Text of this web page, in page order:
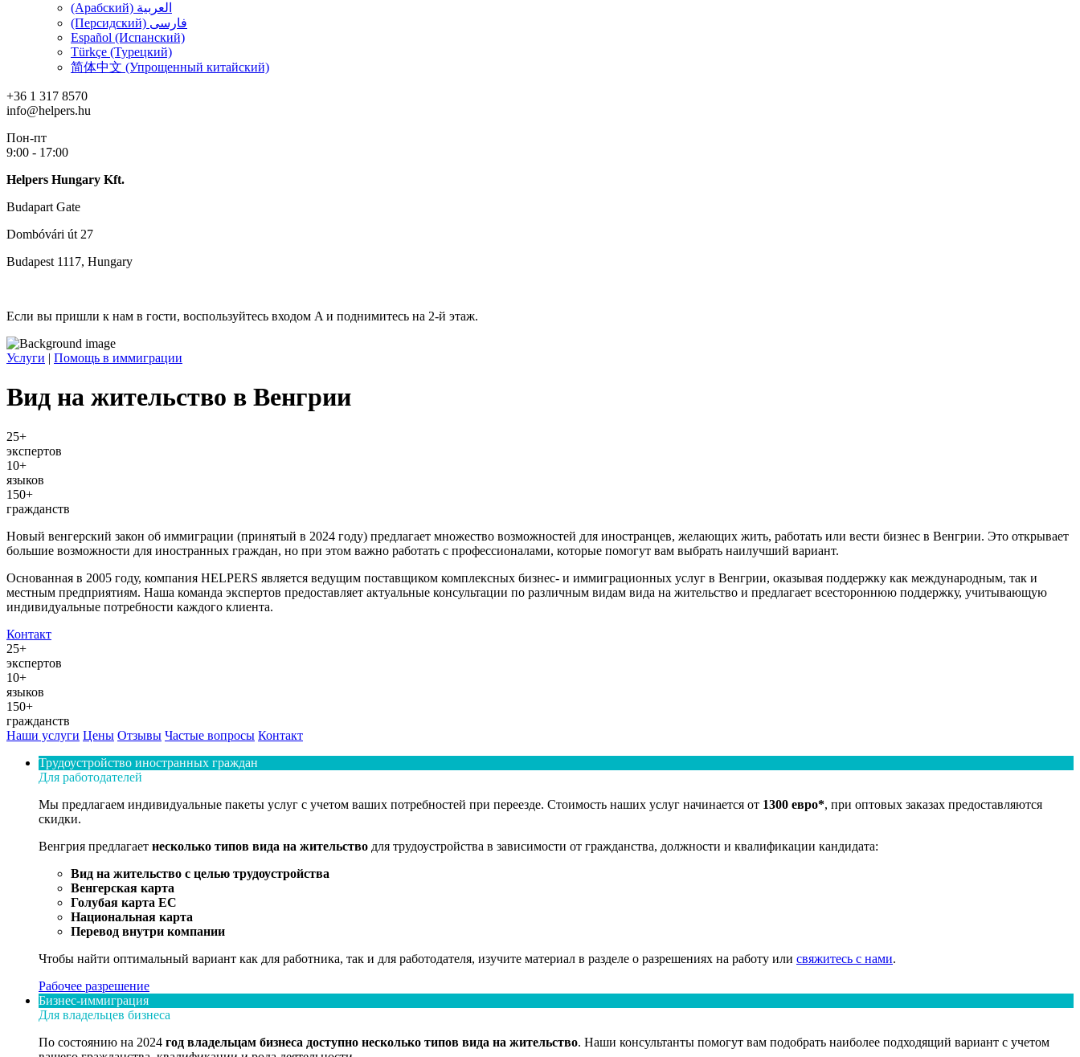
(Арабский) العربية
(Персидский) فارسی
Español (Испанский)
Türkçe (Турецкий)
简体中文 (Упрощенный китайский)
+36 1 317 8570
info@helpers.hu
Пон-пт
9:00 - 17:00
Helpers Hungary Kft.
Budapart Gate
Dombóvári út 27
Budapest 1117, Hungary
Если вы пришли к нам в гости, воспользуйтесь входом A и поднимитесь на 2-й этаж.
Услуги | Помощь в иммиграции
Вид на жительство в Венгрии
25+
экспертов
10+
языков
150+
гражданств
Новый венгерский закон об иммиграции (принятый в 2024 году) предлагает множество возможностей для иностранцев, желающих жить, работать или вести бизнес в Венгрии. Это открывает
большие возможности для иностранных граждан, но при этом важно работать с профессионалами, которые помогут вам выбрать наилучший вариант.
Основанная в 2005 году, компания HELPERS является ведущим поставщиком комплексных бизнес- и иммиграционных услуг в Венгрии, оказывая поддержку как международным, так и
местным предприятиям. Наша команда экспертов предоставляет актуальные консультации по различным видам вида на жительство и предлагает всестороннюю поддержку, учитывающую
индивидуальные потребности каждого клиента.
Контакт
25+
экспертов
10+
языков
150+
гражданств
Наши услуги Цены Отзывы Частые вопросы Контакт
Трудоустройство иностранных граждан
Для работодателей
Мы предлагаем индивидуальные пакеты услуг с учетом ваших потребностей при переезде. Стоимость наших услуг начинается от 1300 евро*, при оптовых заказах предоставляются
скидки.
Венгрия предлагает несколько типов вида на жительство для трудоустройства в зависимости от гражданства, должности и квалификации кандидата:
Вид на жительство с целью трудоустройства
Венгерская карта
Голубая карта ЕС
Национальная карта
Перевод внутри компании
Чтобы найти оптимальный вариант как для работника, так и для работодателя, изучите материал в разделе о разрешениях на работу или свяжитесь с нами.
Рабочее разрешение
Бизнес-иммиграция
Для владельцев бизнеса
По состоянию на 2024 год владельцам бизнеса доступно несколько типов вида на жительство. Наши консультанты помогут вам подобрать наиболее подходящий вариант с учетом